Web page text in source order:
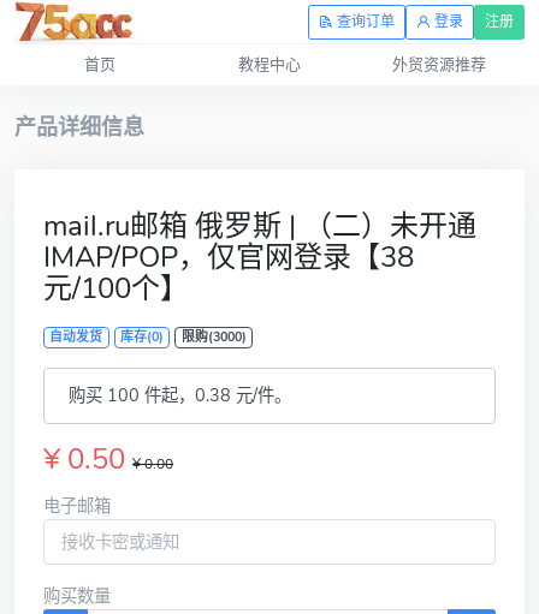
首页 教程中心 外贸资源推荐
查询订单 登录 注册
产品详细信息
mail.ru邮箱 俄罗斯 | （二）未开通
IMAP/POP，仅官网登录【38
元/100个】
自动发货 库存(0) 限购(3000)
购买 100 件起，0.38 元/件。
¥ 0.50 ¥ 0.00
电子邮箱
购买数量